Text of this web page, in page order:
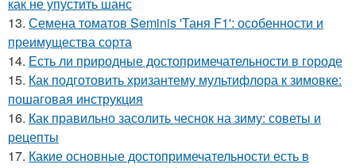
как не упустить шанс
13. Семена томатов Seminis 'Таня F1': особенности и
преимущества сорта
14. Есть ли природные достопримечательности в городе
15. Как подготовить хризантему мультифлора к зимовке:
пошаговая инструкция
16. Как правильно засолить чеснок на зиму: советы и
рецепты
17. Какие основные достопримечательности есть в